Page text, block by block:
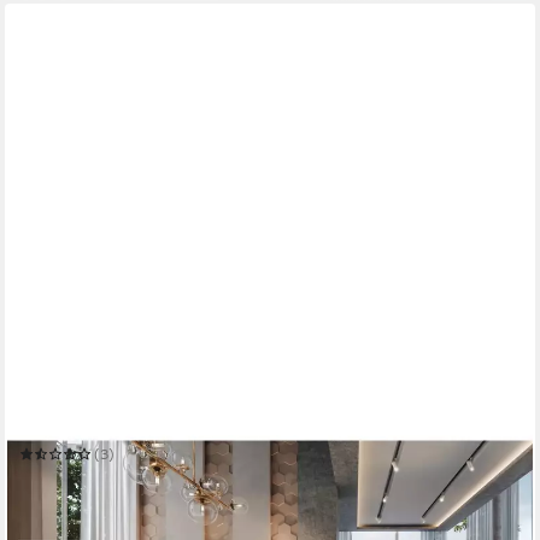
(3)
1.999,00 € UVP2.899,00 €
in 7-9 Werktagen bei dir